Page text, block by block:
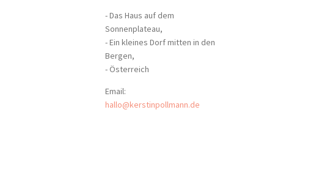
- Das Haus auf dem
Sonnenplateau,
- Ein kleines Dorf mitten in den
Bergen,
- Österreich
Email:
hallo@kerstinpollmann.de